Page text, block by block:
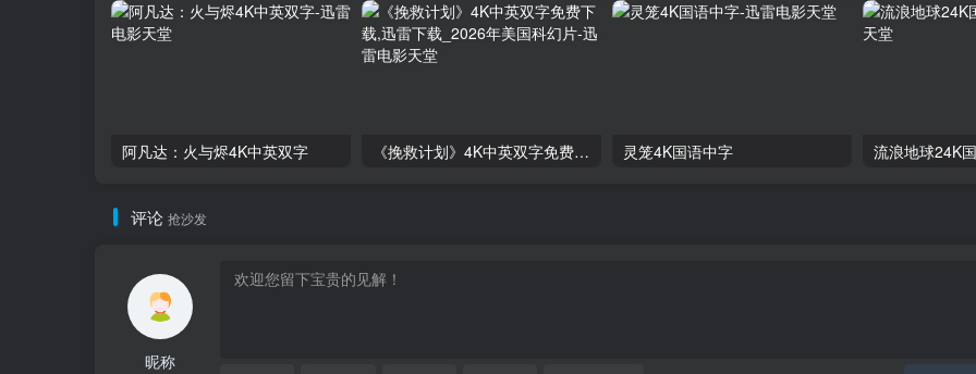
阿凡达：火与烬4K中英双字 《挽救计划》4K中英双字免费下载,迅雷下载_2026年美国科幻片 灵笼4K国语中字 流浪地球24K国
评论 抢沙发
昵称